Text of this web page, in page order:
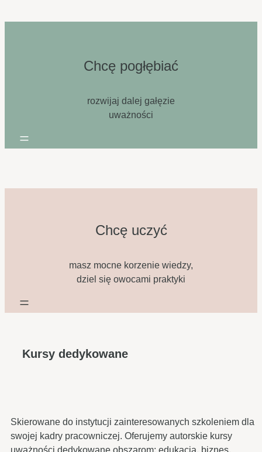
Chcę pogłębiać
rozwijaj dalej gałęzie
uważności
=
Chcę uczyć
masz mocne korzenie wiedzy,
dziel się owocami praktyki
=
Kursy dedykowane
Skierowane do instytucji zainteresowanych szkoleniem dla
swojej kadry pracowniczej. Oferujemy autorskie kursy